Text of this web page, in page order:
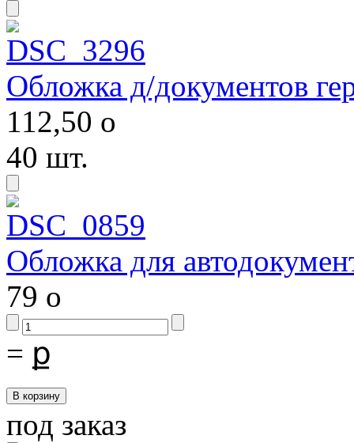
Обложка д/документов
112,50 o
40 шт.
Обложка для
79 o
= ք
под заказ